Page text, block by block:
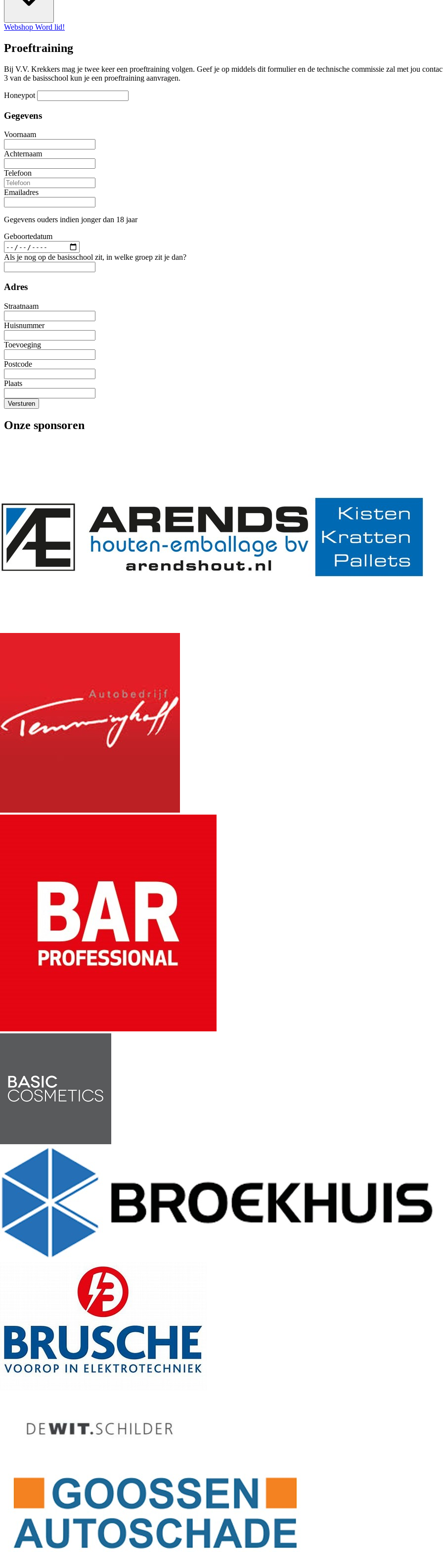
Webshop Word lid!
Proeftraining
Bij V.V. Krekkers mag je twee keer een proeftraining volgen. Geef je op middels dit formulier en de technische commissie zal met jou
3 van de basisschool kun je een proeftraining aanvragen.
Honeypot
Gegevens
Voornaam
Achternaam
Telefoon
Emailadres
Gegevens ouders indien jonger dan 18 jaar
Geboortedatum
Als je nog op de basisschool zit, in welke groep zit je dan?
Adres
Straatnaam
Huisnummer
Toevoeging
Postcode
Plaats
Versturen
Onze sponsoren